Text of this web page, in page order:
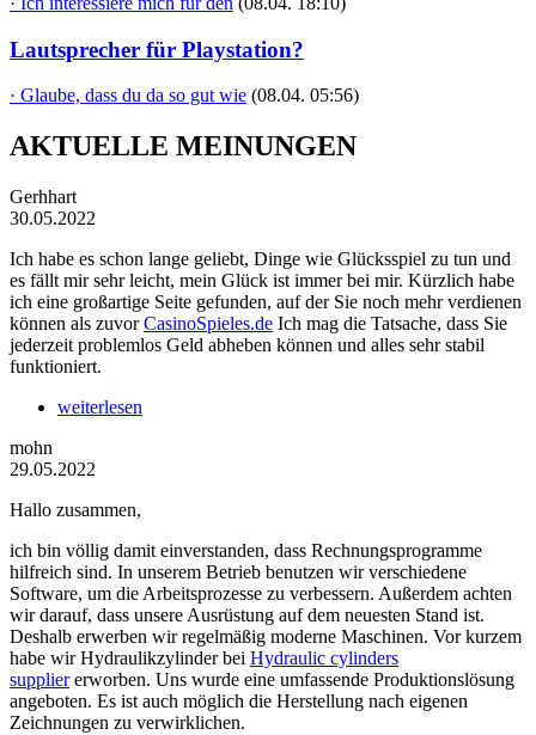
Lautsprecher für Playstation?
· Glaube, dass du da so gut wie (08.04. 05:56)
AKTUELLE MEINUNGEN
Gerhhart
30.05.2022
Ich habe es schon lange geliebt, Dinge wie Glücksspiel zu tun und
es fällt mir sehr leicht, mein Glück ist immer bei mir. Kürzlich habe
ich eine großartige Seite gefunden, auf der Sie noch mehr verdienen
können als zuvorCasinoSpieles.de Ich mag die Tatsache, dass Sie
jederzeit problemlos Geld abheben können und alles sehr stabil
funktioniert.
weiterlesen
mohn
29.05.2022
Hallo zusammen,
ich bin völlig damit einverstanden, dass Rechnungsprogramme
hilfreich sind. In unserem Betrieb benutzen wir verschiedene
Software, um die Arbeitsprozesse zu verbessern. Außerdem achten
wir darauf, dass unsere Ausrüstung auf dem neuesten Stand ist.
Deshalb erwerben wir regelmäßig moderne Maschinen. Vor kurzem
habe wir Hydraulikzylinder bei Hydraulic cylinders
suppliererworben. Uns wurde eine umfassende Produktionslösung
angeboten. Es ist auch möglich die Herstellung nach eigenen
Zeichnungen zu verwirklichen.